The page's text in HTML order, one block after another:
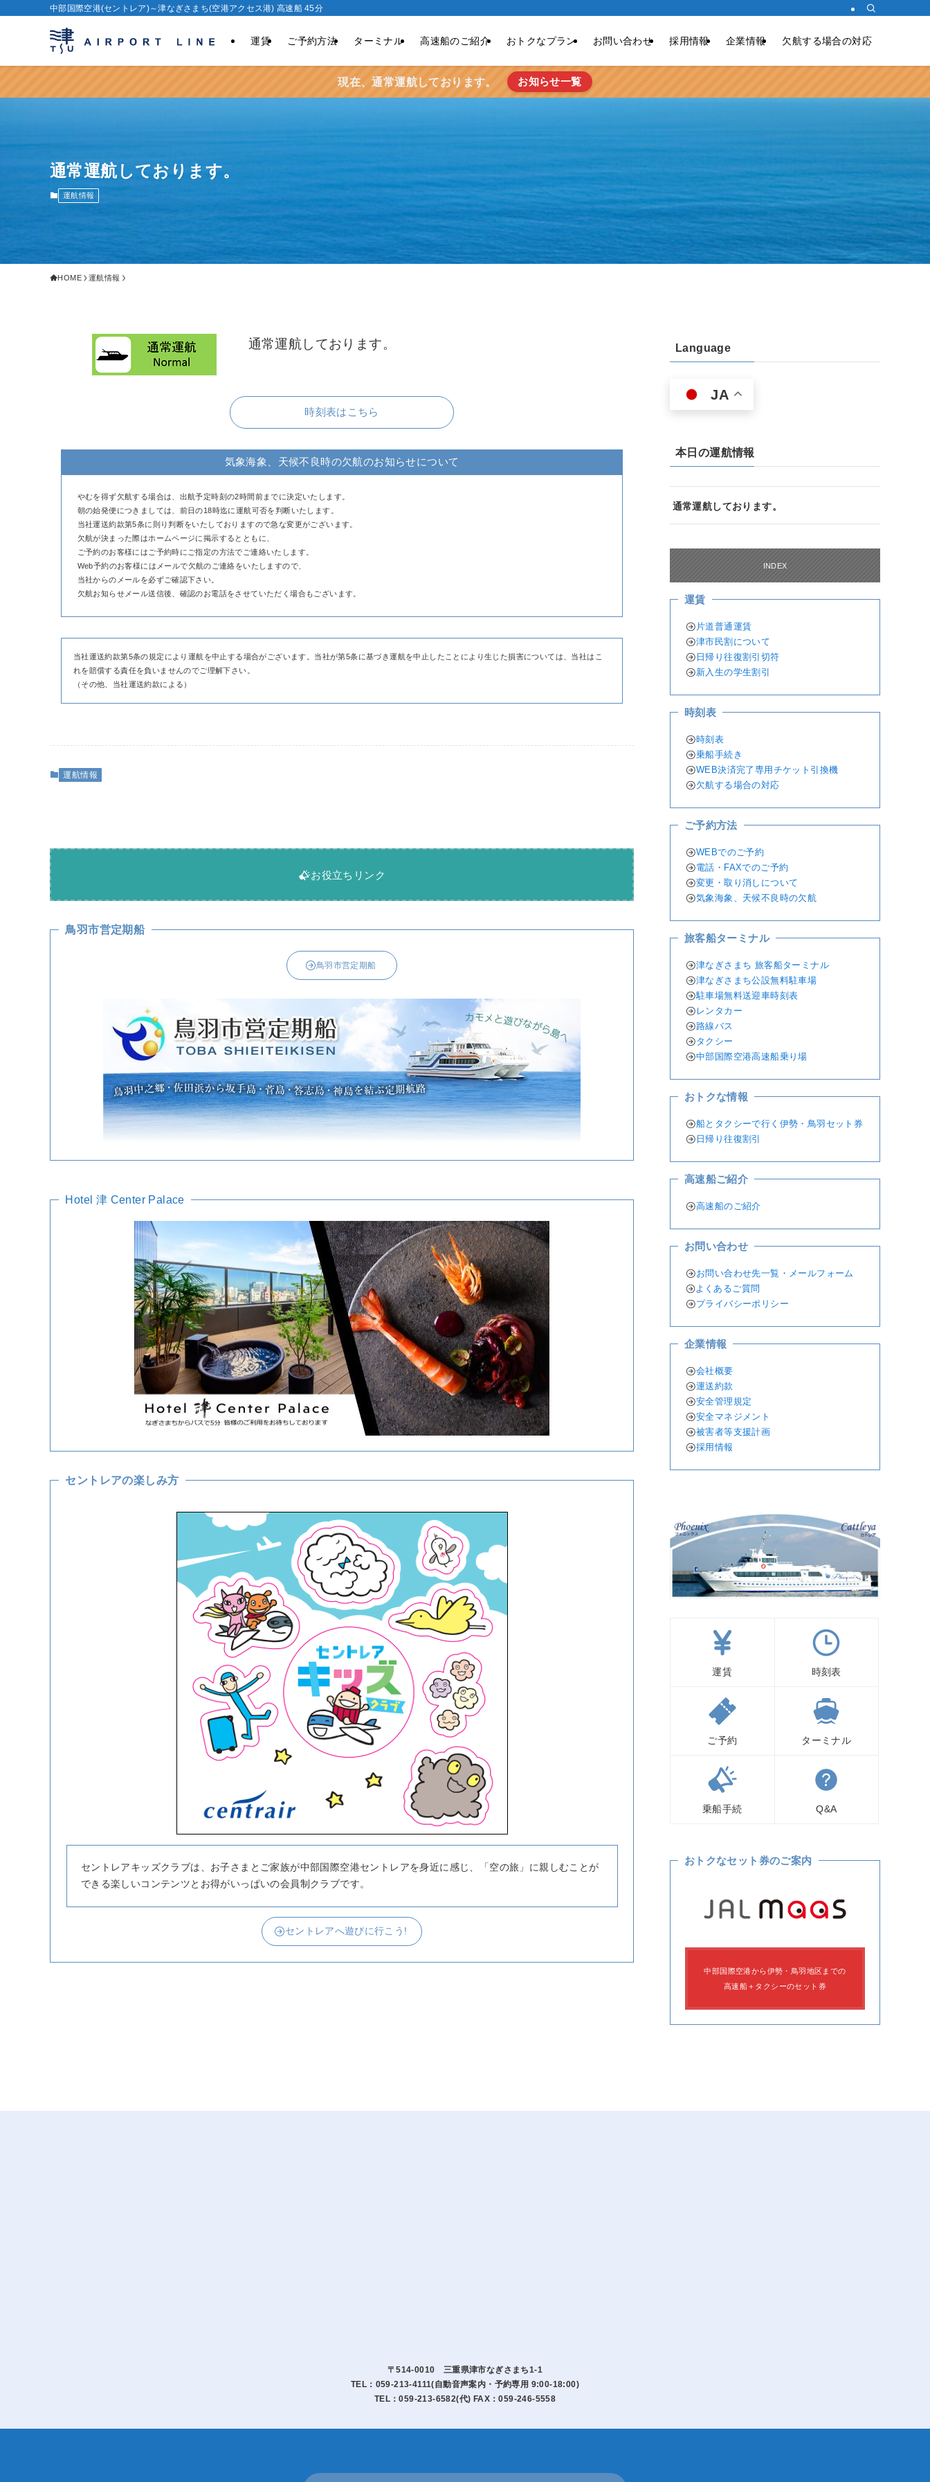
中部国際空港(セントレア)～津なぎさまち(空港アクセス港) 高速船 45分
運賃 ご予約方法 ターミナル 高速船のご紹介 おトクなプラン お問い合わせ 採用情報 企業情報 欠航する場合の対応
現在、通常運航しております。 お知らせ一覧
通常運航しております。
運航情報
HOME 運航情報
通常運航しております。
時刻表はこちら
気象海象、天候不良時の欠航のお知らせについて
やむを得ず欠航する場合は、出航予定時刻の2時間前までに決定いたします。
朝の始発便につきましては、前日の18時迄に運航可否を判断いたします。
当社運送約款第5条に則り判断をいたしておりますので急な変更がございます。
欠航が決まった際はホームページに掲示するとともに、
ご予約のお客様にはご予約時にご指定の方法でご連絡いたします。
Web予約のお客様にはメールで欠航のご連絡をいたしますので、
当社からのメールを必ずご確認下さい。
欠航お知らせメール送信後、確認のお電話をさせていただく場合もございます。
当社運送約款第5条の規定により運航を中止する場合がございます。当社が第5条に基づき運航を中止したことにより生じた損害については、当社はこ
れを賠償する責任を負いませんのでご理解下さい。
（その他、当社運送約款による）
運航情報
お役立ちリンク
鳥羽市営定期船
鳥羽市営定期船
Hotel 津 Center Palace
セントレアの楽しみ方
セントレアキッズクラブは、お子さまとご家族が中部国際空港セントレアを身近に感じ、「空の旅」に親しむことが
できる楽しいコンテンツとお得がいっぱいの会員制クラブです。
セントレアへ遊びに行こう!
Language
JA
本日の運航情報
通常運航しております。
INDEX
運賃
片道普通運賃
津市民割について
日帰り往復割引切符
新入生の学生割引
時刻表
時刻表
乗船手続き
WEB決済完了専用チケット引換機
欠航する場合の対応
ご予約方法
WEBでのご予約
電話・FAXでのご予約
変更・取り消しについて
気象海象、天候不良時の欠航
旅客船ターミナル
津なぎさまち 旅客船ターミナル
津なぎさまち公設無料駐車場
駐車場無料送迎車時刻表
レンタカー
路線バス
タクシー
中部国際空港高速船乗り場
おトクな情報
船とタクシーで行く伊勢・鳥羽セット券
日帰り往復割引
高速船ご紹介
高速船のご紹介
お問い合わせ
お問い合わせ先一覧・メールフォーム
よくあるご質問
プライバシーポリシー
企業情報
会社概要
運送約款
安全管理規定
安全マネジメント
被害者等支援計画
採用情報
運賃 時刻表
ご予約 ターミナル
乗船手続 Q&A
おトクなセット券のご案内
中部国際空港から伊勢・鳥羽地区までの
高速船＋タクシーのセット券
〒514-0010 三重県津市なぎさまち1-1
TEL：059-213-4111(自動音声案内・予約専用 9:00-18:00)
TEL：059-213-6582(代) FAX：059-246-5558